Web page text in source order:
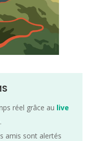
réel grâce au live
amis sont alertés